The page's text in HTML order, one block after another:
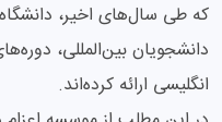
که طی سال‌های اخیر،
دانشجویان بین‌المللی،
انگلیسی ارائه کرده‌اند.